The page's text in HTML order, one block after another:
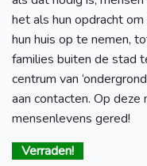
het als hun opdracht
hun huis op te nemen,
families buiten de stad
centrum van
aan contacten. Op deze
mensenlevens gered!
Verraden!